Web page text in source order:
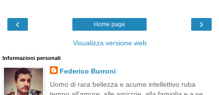
‹ ›
Home page
Visualizza versione web
Informazioni personali
Federico Burroni
Uomo di rara bellezza e acume intellettivo ruba